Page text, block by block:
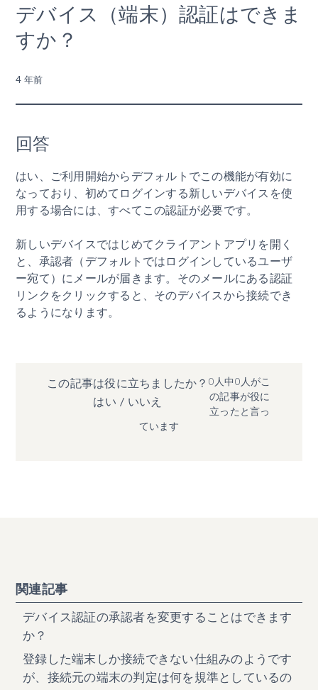
デバイス（端末）認証はできま
すか？
4 年前
回答
はい、ご利用開始からデフォルトでこの機能が有効に
なっており、初めてログインする新しいデバイスを使
用する場合には、すべてこの認証が必要です。
新しいデバイスではじめてクライアントアプリを開く
と、承認者（デフォルトではログインしているユーザ
ー宛て）にメールが届きます。そのメールにある認証
リンクをクリックすると、そのデバイスから接続でき
るようになります。
この記事は役に立ちましたか？
はい / いいえ
0人中0人がこ
の記事が役に
立ったと言っ
ています
関連記事
デバイス認証の承認者を変更することはできます
か？
登録した端末しか接続できない仕組みのようです
が、接続元の端末の判定は何を規準としているの